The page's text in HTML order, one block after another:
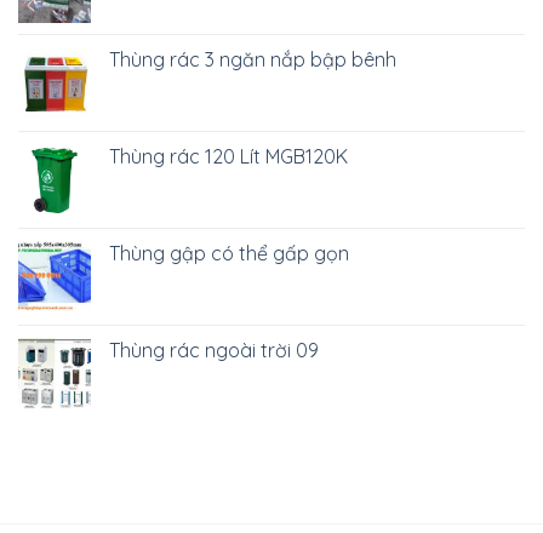
Thùng rác 3 ngăn nắp bập bênh
Thùng rác 120 Lít MGB120K
Thùng gập có thể gấp gọn
Thùng rác ngoài trời 09